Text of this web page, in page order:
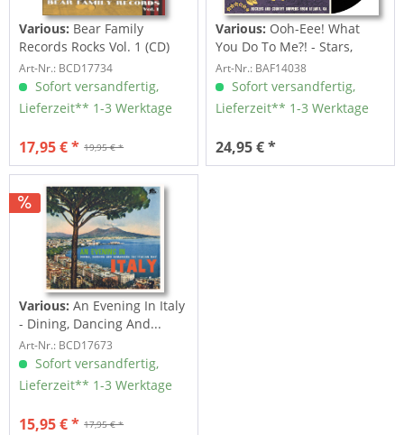
Various: Bear Family
Records Rocks Vol. 1 (CD)
Art-Nr.: BCD17734
Sofort versandfertig,
Lieferzeit** 1-3 Werktage
19,95 € *
17,95 € *
Various: Ooh-Eee! What
You Do To Me?! - Stars,
Inc....
Art-Nr.: BAF14038
Sofort versandfertig,
Lieferzeit** 1-3 Werktage
24,95 € *
Various: An Evening In Italy
- Dining, Dancing And...
Art-Nr.: BCD17673
Sofort versandfertig,
Lieferzeit** 1-3 Werktage
17,95 € *
15,95 € *